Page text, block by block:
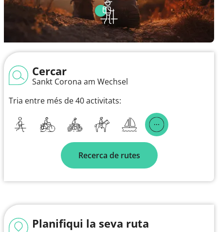
Cercar
Sankt Corona am Wechsel
Tria entre més de 40 activitats:
Recerca de rutes
Planifiqui la seva ruta